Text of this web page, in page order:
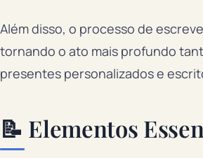
Além disso, o processo de
tornando o ato mais profundo
presentes personalizados e
📝 Elementos